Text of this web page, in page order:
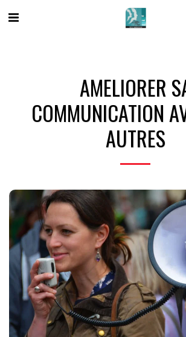
AMELIORER
COMMUNICATION
AUTRES